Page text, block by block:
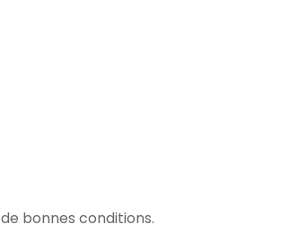
bonnes conditions.